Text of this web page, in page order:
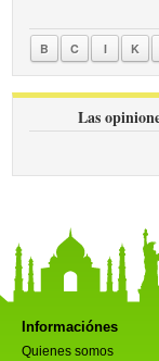
B C I K
Las
Informaciónes
Quienes somos